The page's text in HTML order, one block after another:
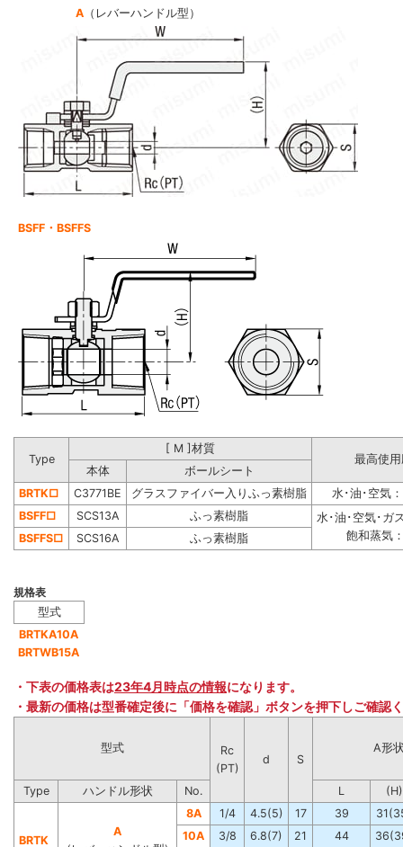
A （レバーハンドル型）
BSFF・BSFFS
Type
[ M ]材質
最高使
本体
ボールシート
BRTK□
C3771BE グラスファイバー入りふっ素樹脂
水･油･空気
BSFF□
SCS13A ふっ素樹脂
水･油･空気･ガ
飽和蒸気
BSFFS□ SCS16A ふっ素樹脂
規格表
型式
BRTKA10A
BRTWB15A
・下表の価格表は23年4月時点の情報になります。
・最新の価格は型番確定後に「価格を確認」ボタンを押下しご確認
型式
Rc
(PT)
d S
A形
Type ハンドル形状 No. L (H)
BRTK
A
8A 1/4 4.5(5) 17 39
10A
3/8 6.8(7) 21 44